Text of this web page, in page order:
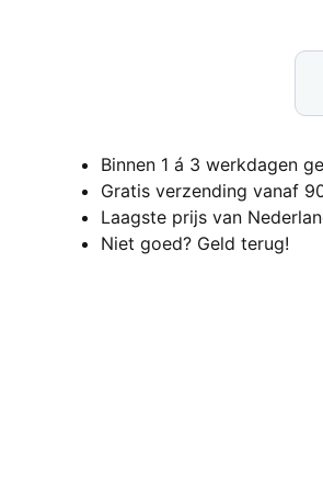
Binnen 1 á 3 werkdagen
Gratis verzending vanaf
Laagste prijs van
Niet goed? Geld terug!